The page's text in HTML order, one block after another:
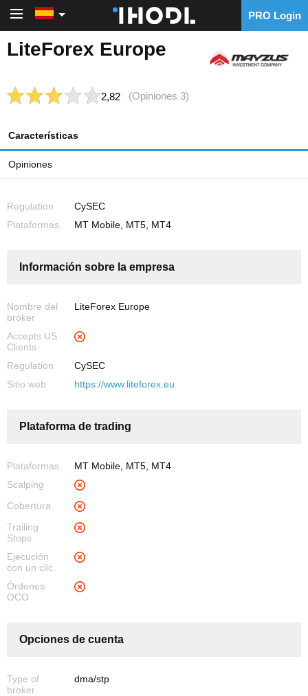
PRO Login
LiteForex Europe
2,82 (Opiniones 3)
Características
Opiniones
Regulation
CySEC
Plataformas
MT Mobile, MT5, MT4
Información sobre la empresa
Nombre del
bróker
LiteForex Europe
Accepts US
Clients
Regulation
CySEC
Sitio web
https://www.liteforex.eu
Plataforma de trading
Plataformas
MT Mobile, MT5, MT4
Scalping
Cobertura
Trailing
Stops
Ejecución
con un clic
Órdenes
OCO
Opciones de cuenta
Type of
broker
dma/stp